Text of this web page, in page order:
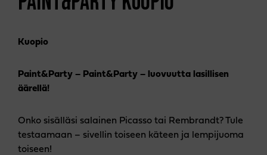
Kuopio
Paint&Party – Paint&Party – luovuutta lasillisen
äärellä!
Onko sisälläsi salainen Picasso tai Rembrandt? Tule
testaamaan – sivellin toiseen käteen ja lempijuoma
toiseen!